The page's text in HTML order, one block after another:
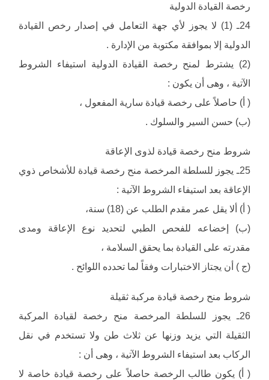
رخصة القيادة الدولية
24ـ (1) لا يجوز لأي جهة التعامل في إصدار رخص القيادة
الدولية إلا بموافقة مكتوبة من الإدارة .
(2) يشترط لمنح رخصة القيادة الدولية استيفاء الشروط
الآتية ، وهى أن يكون :
( أ) حاصلاً على رخصة قيادة سارية المفعول ،
(ب) حسن السير والسلوك .
شروط منح رخصة قيادة لذوى الإعاقة
25ـ يجوز للسلطة المرخصة منح رخصة قيادة للأشخاص ذوي
الإعاقة بعد استيفاء الشروط الآتية :
( أ) ألا يقل عمر مقدم الطلب عن (18) سنة،
(ب) إخضاعه للفحص الطبي لتحديد نوع الإعاقة ومدى
مقدرته على القيادة بما يحقق السلامة ،
(ج ) أن يجتاز الاختبارات وفقاً لما تحدده اللوائح .
شروط منح رخصة قيادة مركبة ثقيلة
26ـ يجوز للسلطة المرخصة منح رخصة لقيادة المركبة
الثقيلة التي يزيد وزنها عن ثلاث طن ولا تستخدم في نقل
الركاب بعد استيفاء الشروط الآتية ، وهى أن :
( أ) يكون طالب الرخصة حاصلاً على رخصة قيادة خاصة لا